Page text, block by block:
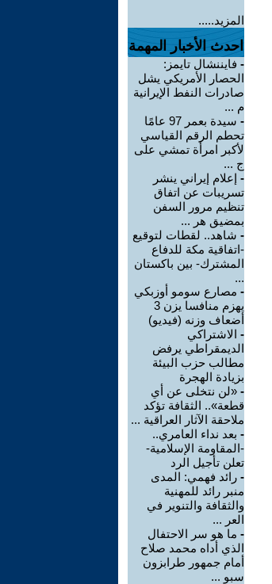
المزيد.....
احدث الأخبار المهمة
- فايننشال تايمز:
الحصار الأمريكي يشل
صادرات النفط الإيرانية
م ...
-
سيدة بعمر 97 عامًا
تحطم الرقم القياسي
لأكبر امرأة تمشي على
ج ...
- إعلام إيراني ينشر
تسريبات عن اتفاق
تنظيم مرور السفن
بمضيق هر ...
- شاهد.. لقطات لتوقيع
-اتفاقية مكة للدفاع
المشترك- بين باكستان
...
- مصارع سومو أوزبكي
يهزم منافسا يزن 3
أضعاف وزنه (فيديو)
- الاشتراكي
الديمقراطي يرفض
مطالب حزب البيئة
بزيادة الهجرة
- «لن نتخلى عن أي
قطعة».. الثقافة تؤكد
ملاحقة الآثار العراقية ...
- بعد نداء العامري..
-المقاومة الإسلامية-
تعلن تأجيل الرد
- رائد فهمي: المدى
منبر رائد للمهنية
والثقافة والتنوير في
العر ...
- ما هو سر الاحتفال
الذي أداه محمد صلاح
أمام جمهور طرابزون
سبو ...